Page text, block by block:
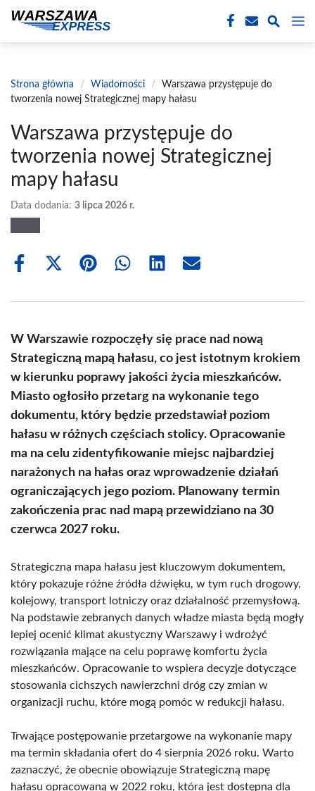
treści
Strona główna / Wiadomości /
Warszawa przystępuje do
tworzenia nowej Strategicznej mapy hałasu
Warszawa przystępuje do
tworzenia nowej Strategicznej
mapy hałasu
Data dodania: 3 lipca 2026 r.
Share
Share
(Twitter)
Share Share Share Share
W Warszawie rozpoczęły się prace nad nową
Strategiczną mapą hałasu, co jest istotnym krokiem
w kierunku poprawy jakości życia mieszkańców.
Miasto ogłosiło przetarg na wykonanie tego
dokumentu, który będzie przedstawiał poziom
hałasu w różnych częściach stolicy. Opracowanie
ma na celu zidentyfikowanie miejsc najbardziej
narażonych na hałas oraz wprowadzenie działań
ograniczających jego poziom. Planowany termin
zakończenia prac nad mapą przewidziano na 30
czerwca 2027 roku.
Strategiczna mapa hałasu jest kluczowym dokumentem,
który pokazuje różne źródła dźwięku, w tym ruch drogowy,
kolejowy, transport lotniczy oraz działalność przemysłową.
Na podstawie zebranych danych władze miasta będą mogły
lepiej ocenić klimat akustyczny Warszawy i wdrożyć
rozwiązania mające na celu poprawę komfortu życia
mieszkańców. Opracowanie to wspiera decyzje dotyczące
stosowania cichszych nawierzchni dróg czy zmian w
organizacji ruchu, które mogą pomóc w redukcji hałasu.
Trwające postępowanie przetargowe na wykonanie mapy
ma termin składania ofert do 4 sierpnia 2026 roku. Warto
zaznaczyć, że obecnie obowiązuje Strategiczną mapę
hałasu opracowaną w 2022 roku, która jest dostępna dla